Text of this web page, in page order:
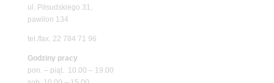
ul. Piłsudskiego 31,
pawilon 134
tel./fax. 22 784 71 96
Godziny pracy
pon. – piąt. 10.00 – 19.00